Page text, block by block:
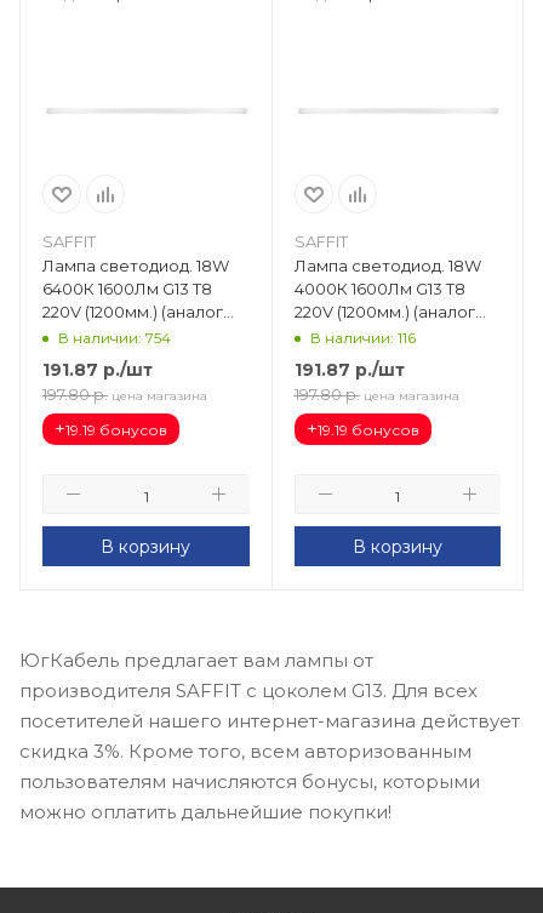
SAFFIT
Лампа светодиод. 18W
6400К 1600Лм G13 T8
220V (1200мм.) (аналог
L36) матовая SBT1218
В наличии: 754
191.87 р./шт
197.80 р. цена магазина
+19.19 бонусов
В корзину
SAFFIT
Лампа светодиод. 18W
4000К 1600Лм G13 T8
220V (1200мм.) (аналог
L36) матовая SBT1218
В наличии: 116
191.87 р./шт
197.80 р. цена магазина
+19.19 бонусов
В корзину
ЮгКабель предлагает вам лампы от
производителя SAFFIT с цоколем G13. Для всех
посетителей нашего интернет-магазина действует
скидка 3%. Кроме того, всем авторизованным
пользователям начисляются бонусы, которыми
можно оплатить дальнейшие покупки!